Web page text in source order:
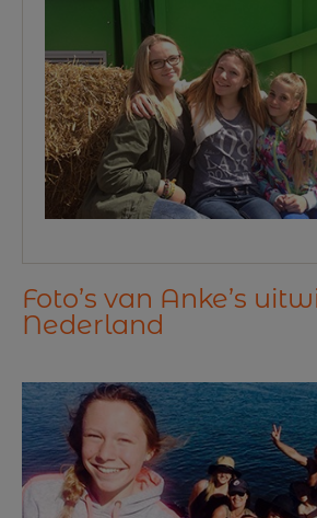
Foto’s van Anke’s
Nederland